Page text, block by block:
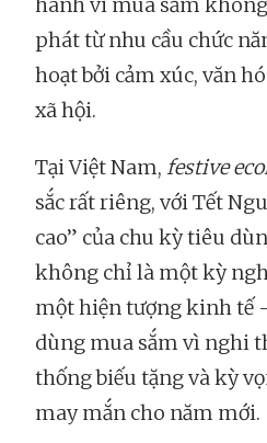
phát từ nhu cầu chức
hoạt bởi cảm xúc, văn
xã hội.
Tại Việt Nam, festive
sắc rất riêng, với Tết
cao” của chu kỳ tiêu
không chỉ là một kỳ
một hiện tượng kinh tế
dùng mua sắm vì nghi
thống biếu tặng và kỳ
may mắn cho năm mới.